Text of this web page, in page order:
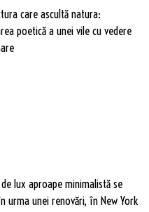
care ascultă natura:
poetică a unei vile cu vedere
de lux aproape minimalistă se
urma unei renovări, în New York